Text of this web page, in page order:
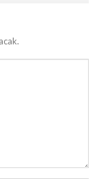
Hz.